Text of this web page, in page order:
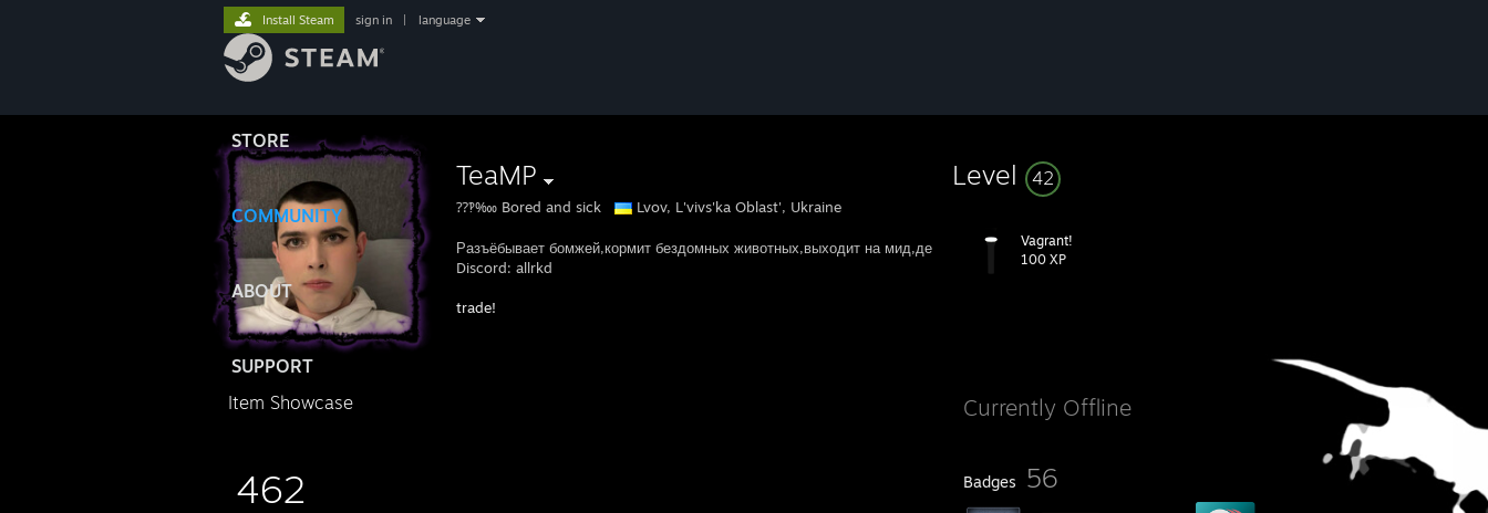
STORE
COMMUNITY
ABOUT
SUPPORT
Install Steam sign in language
TeaMP
⁇‽‱ Bored and sick Lvov, L'vivs'ka Oblast', Ukraine
Разъёбывает бомжей,кормит бездомных животных,выходит на мид,делает минус 9,силой мысли заставляет врагов плакать и отварачиваться от
Discord: allrkd
trade!
Level 42
Vagrant!
100 XP
Currently Offline
Badges 56
Item Showcase
462